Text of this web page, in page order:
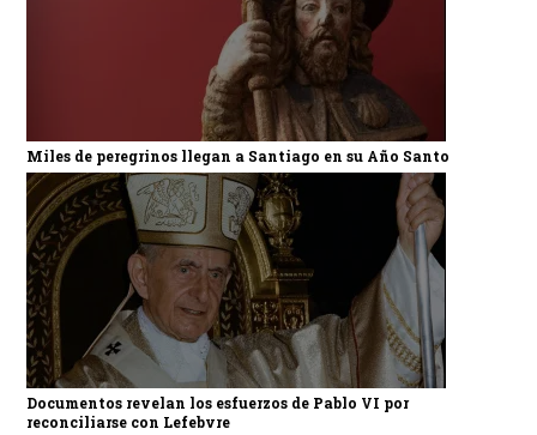
Miles de peregrinos llegan a Santiago en su Año Santo
Documentos revelan los esfuerzos de Pablo VI por
reconciliarse con Lefebvre